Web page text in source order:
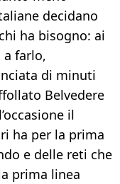
decidano
ha bisogno: ai
farlo,
di minuti
Belvedere
il
ha per la prima
e delle reti che
prima linea